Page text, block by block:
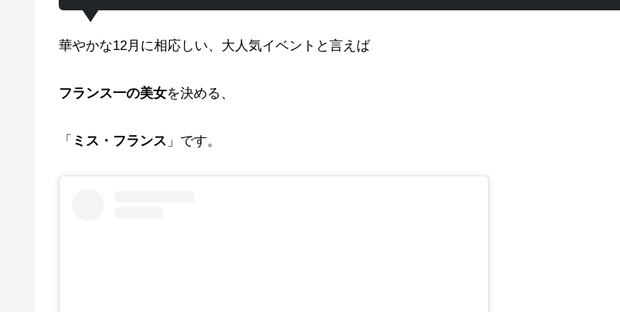
華やかな12月に相応しい、大人気イベントと言えば
フランス一の美女を決める、
「 ミス・フランス 」です。